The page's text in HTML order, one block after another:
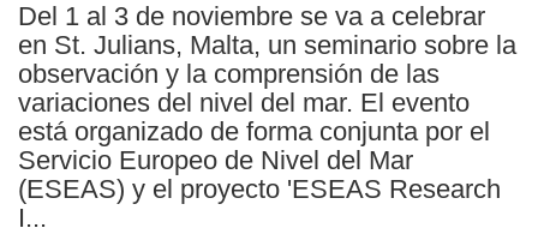
Del 1 al 3 de noviembre se va a celebrar
en St. Julians, Malta, un seminario sobre la
observación y la comprensión de las
variaciones del nivel del mar. El evento
está organizado de forma conjunta por el
Servicio Europeo de Nivel del Mar
(ESEAS) y el proyecto 'ESEAS Research
I...